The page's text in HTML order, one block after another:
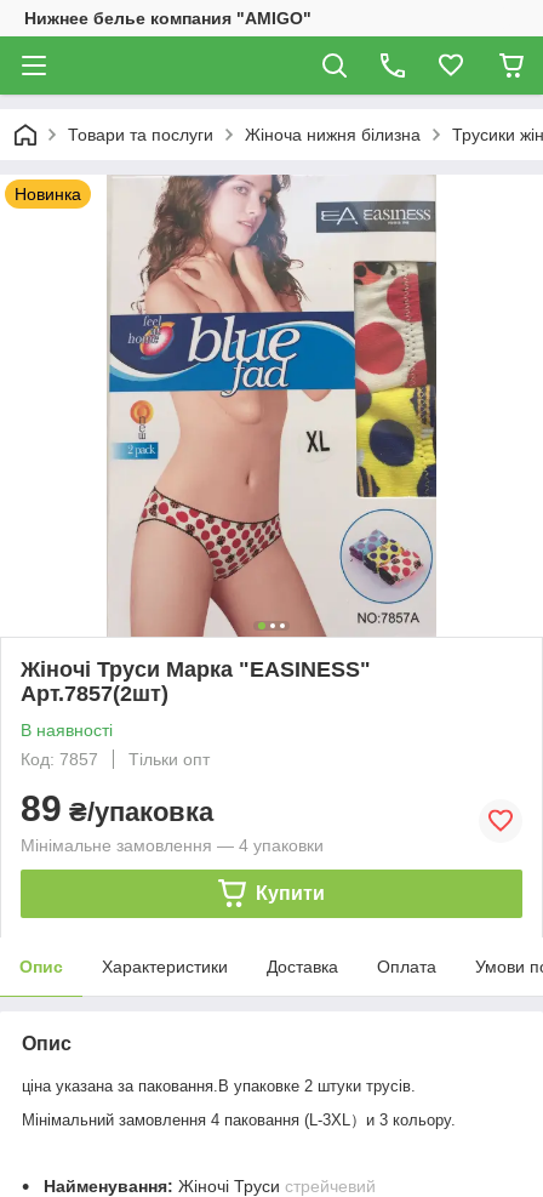
Нижнее белье компания "AMIGO"
Товари та послуги Жіноча нижня білизна Трусики
Новинка
Жіночі Труси Марка "EASINESS"
Арт.7857(2шт)
В наявності
Код: 7857
Тільки опт
89 ₴/упаковка
Мінімальне замовлення — 4 упаковки
Купити
Опис Характеристики Доставка Оплата Умови
Опис
ціна указана за паковання.В упаковке 2 штуки трусів.
Мінімальний замовлення 4 паковання (L-3XL）и 3 кольору.
Найменування: Жіночі Труси стрейчевий